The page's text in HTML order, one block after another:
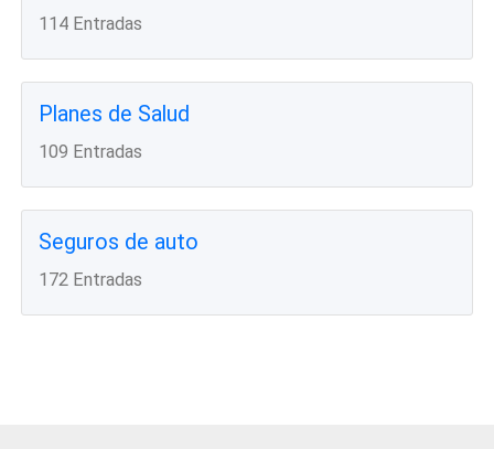
114 Entradas
Planes de Salud
109 Entradas
Seguros de auto
172 Entradas